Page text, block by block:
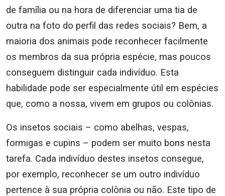
de família ou na hora de diferenciar uma tia de
outra na foto do perfil das redes sociais? Bem, a
maioria dos animais pode reconhecer facilmente
os membros da sua própria espécie, mas poucos
conseguem distinguir cada indivíduo. Esta
habilidade pode ser especialmente útil em espécies
que, como a nossa, vivem em grupos ou colônias.
Os insetos sociais – como abelhas, vespas,
formigas e cupins – podem ser muito bons nesta
tarefa. Cada indivíduo destes insetos consegue,
por exemplo, reconhecer se um outro indivíduo
pertence à sua própria colônia ou não. Este tipo de